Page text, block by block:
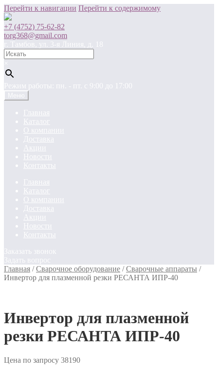
Перейти к навигации Перейти к содержимому
+7 (4752) 75-62-82
torg368@gmail.com
г. Тамбов, ул. 3-я Линия, д. 18
×
Режим работы: пн. - пт. c 9:00 до 17:00
Меню
Главная
Каталог
О компании
Доставка
Акции
Новости
Контакты
Главная
Каталог
О компании
Доставка
Акции
Новости
Контакты
Заказать звонок
Задать вопрос
Главная /Сварочное оборудование /Сварочные аппараты /
Инвертор для плазменной резки РЕСАНТА ИПР-40
Инвертор для плазменной
резки РЕСАНТА ИПР-40
Цена по запросу 38190